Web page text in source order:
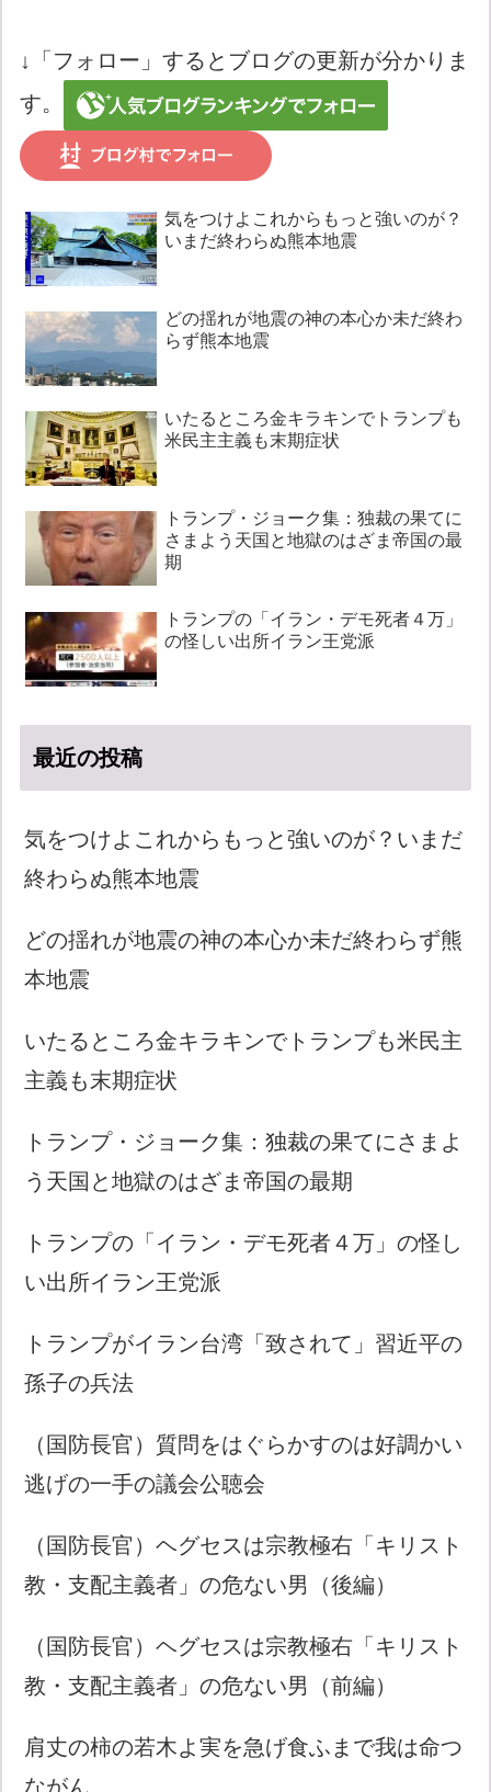
↓「フォロー」するとブログの更新が分かりま
す。
気をつけよこれからもっと強いのが？
いまだ終わらぬ熊本地震
どの揺れが地震の神の本心か未だ終わ
らず熊本地震
いたるところ金キラキンでトランプも
米民主主義も末期症状
トランプ・ジョーク集：独裁の果てに
さまよう天国と地獄のはざま帝国の最
期
トランプの「イラン・デモ死者４万」
の怪しい出所イラン王党派
最近の投稿
気をつけよこれからもっと強いのが？いまだ
終わらぬ熊本地震
どの揺れが地震の神の本心か未だ終わらず熊
本地震
いたるところ金キラキンでトランプも米民主
主義も末期症状
トランプ・ジョーク集：独裁の果てにさまよ
う天国と地獄のはざま帝国の最期
トランプの「イラン・デモ死者４万」の怪し
い出所イラン王党派
トランプがイラン台湾「致されて」習近平の
孫子の兵法
（国防長官）質問をはぐらかすのは好調かい
逃げの一手の議会公聴会
（国防長官）ヘグセスは宗教極右「キリスト
教・支配主義者」の危ない男（後編）
（国防長官）ヘグセスは宗教極右「キリスト
教・支配主義者」の危ない男（前編）
肩丈の柿の若木よ実を急げ食ふまで我は命つ
ながん